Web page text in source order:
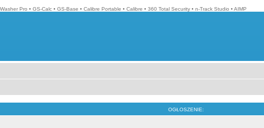
Pro • GS-Calc • GS-Base • Calibre Portable • Calibre • 360 Total Security • n-Track Studio • AIMP
OGŁOSZENIE: